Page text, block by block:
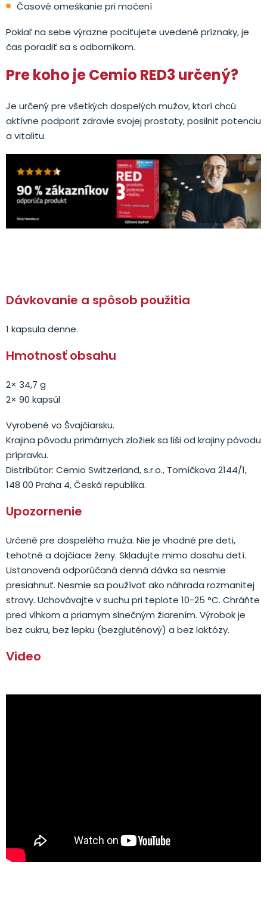
Časové omeškanie pri močení
Pokiaľ na sebe výrazne pociťujete uvedené príznaky, je
čas poradiť sa s odborníkom.
Pre koho je Cemio RED3 určený?
Je určený pre všetkých dospelých mužov, ktorí chcú
aktívne podporiť zdravie svojej prostaty, posilniť potenciu
a vitalitu.
Dávkovanie a spôsob použitia
1 kapsula denne.
Hmotnosť obsahu
2× 34,7 g
2× 90 kapsúl
Vyrobené vo Švajčiarsku.
Krajina pôvodu primárnych zložiek sa líši od krajiny pôvodu
prípravku.
Distribútor: Cemio Switzerland, s.r.o., Tomíčkova 2144/1,
148 00 Praha 4, Česká republika.
Upozornenie
Určené pre dospelého muža. Nie je vhodné pre deti,
tehotné a dojčiace ženy. Skladujte mimo dosahu detí.
Ustanovená odporúčaná denná dávka sa nesmie
presiahnuť. Nesmie sa používať ako náhrada rozmanitej
stravy. Uchovávajte v suchu pri teplote 10-25 °C. Chráňte
pred vlhkom a priamym slnečným žiarením. Výrobok je
bez cukru, bez lepku (bezgluténový) a bez laktózy.
Video